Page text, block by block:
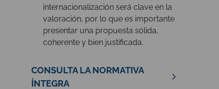
internacionalización será clave en la
valoración, por lo que es importante
presentar una propuesta sólida,
coherente y bien justificada.
CONSULTA LA NORMATIVA
ÍNTEGRA